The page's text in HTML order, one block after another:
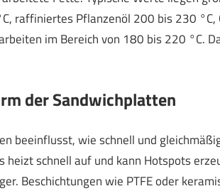
raffiniertes Pflanzenöl 200 bis 230
im Bereich von 180 bis 220 °C.
der Sandwichplatten
beeinflusst, wie schnell und
heizt schnell auf und kann Hotspots
Beschichtungen wie PTFE oder